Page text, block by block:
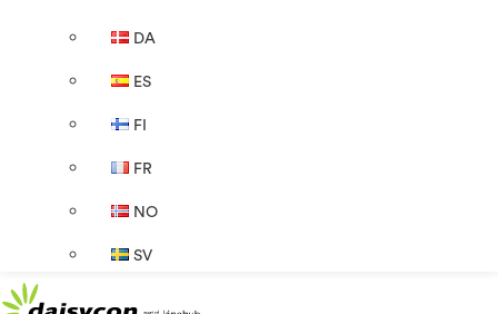
DA
ES
FI
FR
NO
SV